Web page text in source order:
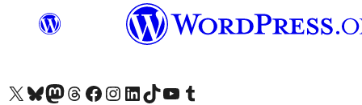
X (eski Twitter) hesabımıza bakın
Bluesky hesabımızı ziyaret edinMastodon hesabımızı ziyaret edinThreads hesabımızı ziyaret edinFacebook sayfamızı ziyaret edinInstagram hesabımızı ziyaret edinLinkedIn hesabımızı ziyaret edinTikTok hesabımızı ziyaret edinYouTube kanalımızı ziyaret edinTumblr hesabımızı ziyaret edin